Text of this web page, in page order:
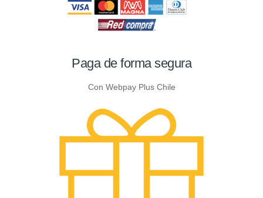
Paga de forma segura
Con Webpay Plus Chile